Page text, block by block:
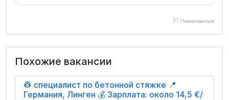
Пожаловаться
Похожие вакансии
👷 специалист по бетонной стяжке 📍
Германия, Линген 💰 Зарплата: около 14,5 €/